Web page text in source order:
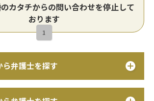
カタチからの問い合わせを停止して
おります
1
弁護士を探す